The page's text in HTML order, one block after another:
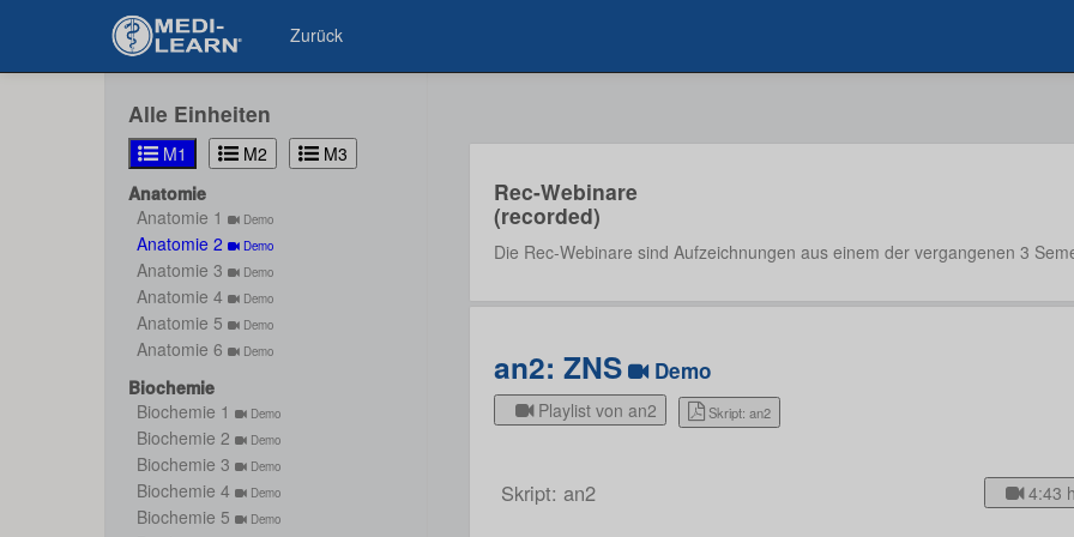
Zurück
Alle Einheiten
M1 M2
M3
Anatomie
Anatomie 1
Demo
Anatomie 2 Demo
Anatomie 3 Demo
Anatomie 4 Demo
Anatomie 5 Demo
Anatomie 6 Demo
Biochemie
Biochemie 1
Demo
Biochemie 2 Demo
Biochemie 3 Demo
Biochemie 4 Demo
Biochemie 5 Demo
Rec-Webinare
(recorded)
Die Rec-Webinare sind Aufzeichnungen aus einem der vergangenen 3
an2: ZNS Demo
Playlist von an2 Skript: an2
Skript: an2 4:43 h